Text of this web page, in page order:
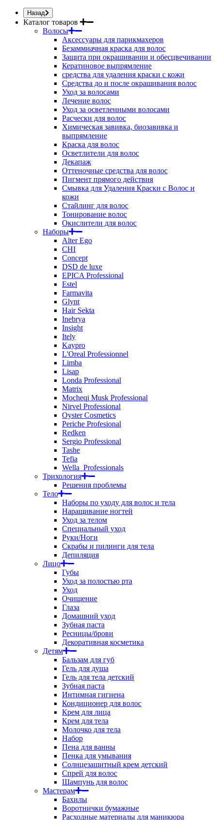
Назад
Каталог товаров
Волосы
Аксессуары для парикмахеров
Безаммиачная краска для волос
Защита при окрашивании и обесцвечивании
Кератиновое выпрямление
средства для удаления краски с кожи
Средства до и после окрашивания волос
Уход за волосами
Лечение волос
Уход за осветленными волосами
Расчески для волос
Химическая завивка, биозавивка и
выпрямление
Краска для волос
Осветлители для волос
Декапаж
Оттеночные средства для волос
Пигмент прямого действия
Смывка для Удаления Краски с Волос и
кожи
Стайлинг для волос
Тонирование волос
Окислители для волос
Наборы
Alter Ego
CHI
Concept
DSD de luxe
EPICA Professional
Estel
Farmavita
Glynt
Hair Sekta
Inebrya
Insight
Itely
Kaypro
L'Oreal Professionnel
Limba
Lisap
Londa Professional
Matrix
Mocheqi Musk Professional
Nirvel Professional
Oyster Cosmetics
Periche Profesional
Redken
Sergio Professional
Tashe
Tefia
Wella_Professionals
Трихология
Решения проблемы
Тело
Наборы по уходу для волос и тела
Наращивание ногтей
Уход за телом
Специальный уход
Руки/Ноги
Скрабы и пилинги для тела
Депиляция
Лицо
Губы
Уход за полостью рта
Уход
Очищение
Глаза
Домашний уход
Зубная паста
Ресницы/брови
Декоративная косметика
Детям
Бальзам для губ
Гель для душа
Гель для тела детский
Зубная паста
Интимная гигиена
Кондиционер для волос
Крем для лица
Крем для тела
Молочко для тела
Набор
Пена для ванны
Пенка для умывания
Солнцезащитный крем детский
Спрей для волос
Шампунь для волос
Мастерам
Бахилы
Воротнички бумажные
Расходные материалы для маникюра